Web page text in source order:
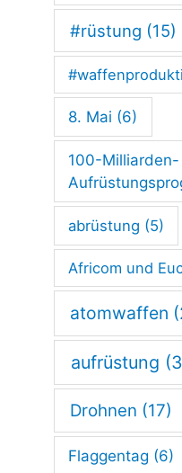
#rüstung (15)
8. Mai (6)
100-Milliarden-
abrüstung (5)
Africom und
atomwaffen
aufrüstung
Drohnen (17)
Flaggentag (6)